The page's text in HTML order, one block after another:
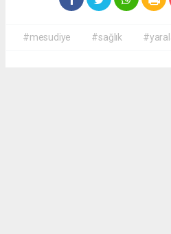
#mesudiye #sağlık